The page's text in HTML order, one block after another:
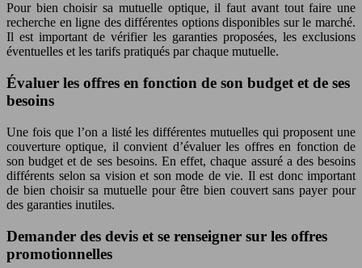
Pour bien choisir sa mutuelle optique, il faut avant tout faire une
recherche en ligne des différentes options disponibles sur le marché.
Il est important de vérifier les garanties proposées, les exclusions
éventuelles et les tarifs pratiqués par chaque mutuelle.
Évaluer les offres en fonction de son budget et de ses
besoins
Une fois que l’on a listé les différentes mutuelles qui proposent une
couverture optique, il convient d’évaluer les offres en fonction de
son budget et de ses besoins. En effet, chaque assuré a des besoins
différents selon sa vision et son mode de vie. Il est donc important
de bien choisir sa mutuelle pour être bien couvert sans payer pour
des garanties inutiles.
Demander des devis et se renseigner sur les offres
promotionnelles